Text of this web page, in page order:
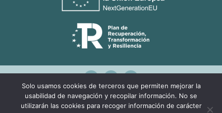
Design by:Agencia Marketing Online
Solo usamos cookies de terceros que permiten mejorar la
usabilidad de navegación y recopilar información. No se
utilizarán las cookies para recoger información de carácter